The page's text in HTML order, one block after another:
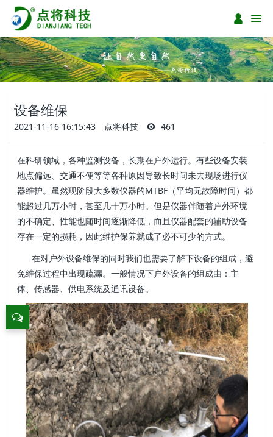
设备维保
2021-11-16 16:15:43 点将科技 461
在科研领域，各种监测设备，长期在户外运行。有些设备安装
地点偏远、交通不便等等各种原因导致长时间未去现场进行仪
器维护。虽然现阶段大多数仪器的MTBF（平均无故障时间）都
能超过几万小时，甚至几十万小时。但是仪器伴随着户外环境
的不确定、性能也随时间逐渐降低，而且仪器配套的辅助设备
存在一定的损耗，因此维护保养就成了必不可少的方式。
在对户外设备维保的同时我们也需要了解下设备的组成，避
免维保过程中出现疏漏。一般情况下户外设备的组成由：主
体、传感器、供电系统及通讯设备。